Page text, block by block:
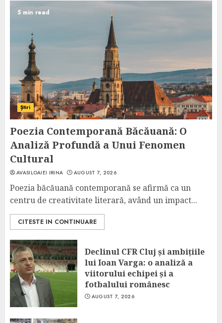
5 min read
Știri
Poezia Contemporană Băcăuană: O
Analiză Profundă a Unui Fenomen
Cultural
AVASILOAIEI IRINA AUGUST 7, 2026
Poezia băcăuană contemporană se afirmă ca un
centru de creativitate literară, având un impact...
CITESTE IN CONTINUARE
Declinul CFR Cluj și ambițiile
lui Ioan Varga: o analiză a
viitorului echipei și a
fotbalului românesc
AUGUST 7, 2026